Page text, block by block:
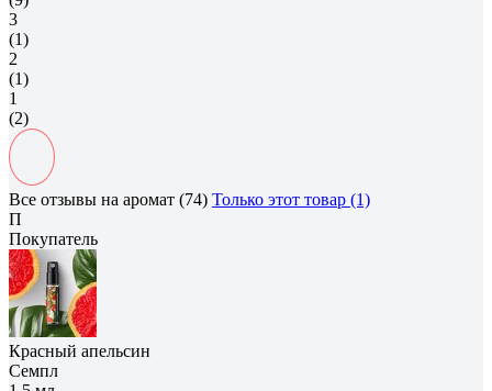
3
(1)
2
(1)
1
(2)
Все отзывы на аромат (74) Только этот товар (1)
П
Покупатель
Красный апельсин
Семпл